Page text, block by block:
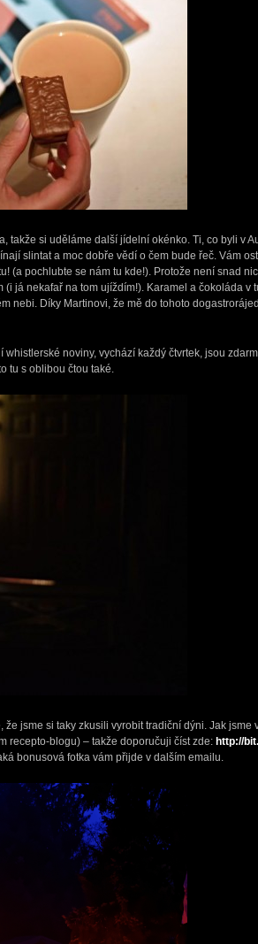
takže si uděláme další jídelní okénko. Ti, co byli v
slintat a moc dobře vědí o čem bude řeč. Vám
(a pochlubte se nám tu kde!). Protože není snad
já nekafař na tom ujíždím!). Karamel a čokoláda v
Díky Martinovi, že mě do tohoto
noviny, vychází každý čtvrtek, jsou
tu s oblibou čtou také.
jsme si taky zkusili vyrobit tradiční dýni. Jak jsme
recepto-blogu) – takže doporučuji číst zde: http://
bonusová fotka vám přijde v dalším emailu.